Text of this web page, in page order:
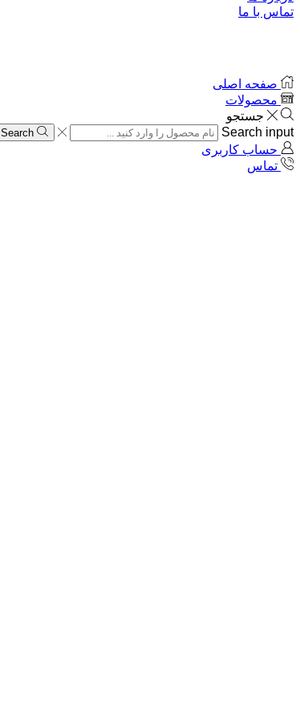
تماس با ما
صفحه اصلی
محصولات
جستجو
Search input
Search
حساب کاربری
تماس